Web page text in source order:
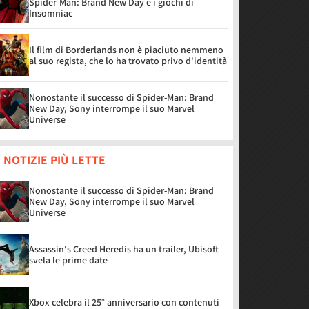
Insomniac
Il film di Borderlands non è piaciuto nemmeno
al suo regista, che lo ha trovato privo d'identità
Nonostante il successo di Spider-Man: Brand
New Day, Sony interrompe il suo Marvel
Universe
NOTIZIE PIÙ LETTE
Nonostante il successo di Spider-Man: Brand
New Day, Sony interrompe il suo Marvel
Universe
Assassin's Creed Heredis ha un trailer, Ubisoft
svela le prime date
Xbox celebra il 25° anniversario con contenuti